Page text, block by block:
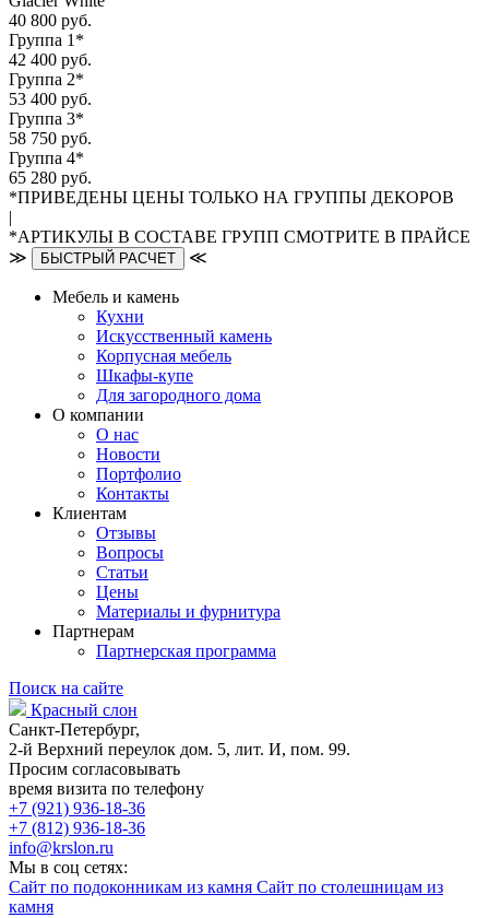
40 800 руб.
Группа 1*
42 400 руб.
Группа 2*
53 400 руб.
Группа 3*
58 750 руб.
Группа 4*
65 280 руб.
*ПРИВЕДЕНЫ ЦЕНЫ ТОЛЬКО НА ГРУППЫ ДЕКОРОВ
|
*АРТИКУЛЫ В СОСТАВЕ ГРУПП СМОТРИТЕ В ПРАЙСЕ
≫
БЫСТРЫЙ РАСЧЕТ ≪
Мебель и камень
Кухни
Искусственный камень
Корпусная мебель
Шкафы-купе
Для загородного дома
О компании
О нас
Новости
Портфолио
Контакты
Клиентам
Отзывы
Вопросы
Статьи
Цены
Материалы и фурнитура
Партнерам
Партнерская программа
Поиск на сайте
Красный слон
Санкт-Петербург,
2-й Верхний переулок дом. 5, лит. И, пом. 99.
Просим согласовывать
время визита по телефону
+7 (921) 936-18-36
+7 (812) 936-18-36
info@krslon.ru
Мы в соц сетях:
Сайт по подоконникам из камня Сайт по столешницам из
камня